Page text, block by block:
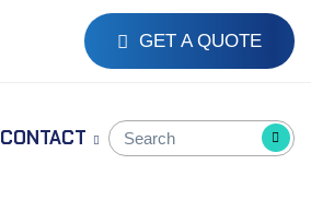
GET A QUOTE
CONTACT